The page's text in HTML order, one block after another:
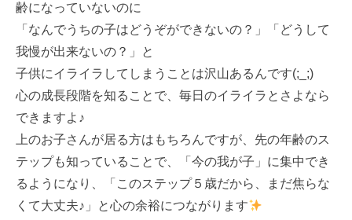
齢になっていないのに
「なんでうちの子はどうぞができないの？」「どうして
我慢が出来ないの？」と
子供にイライラしてしまうことは沢山あるんです(;_;)
心の成長段階を知ることで、毎日のイライラとさよなら
できますよ♪
上のお子さんが居る方はもちろんですが、先の年齢のス
テップも知っていることで、「今の我が子」に集中でき
るようになり、「このステップ５歳だから、まだ焦らな
くて大丈夫♪」と心の余裕につながります